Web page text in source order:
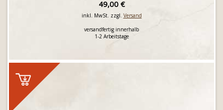
49,00 €
inkl. MwSt. zzgl. Versand
versandfertig innerhalb
1-2 Arbeitstage